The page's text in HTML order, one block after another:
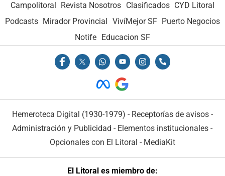
Campolitoral Revista Nosotros Clasificados CYD Litoral
Podcasts Mirador Provincial VivíMejor SF Puerto Negocios
Notife
Educacion SF
Hemeroteca Digital (1930-1979) - Receptorías de avisos -
Administración y Publicidad - Elementos institucionales -
Opcionales con El Litoral - MediaKit
El Litoral es miembro de: